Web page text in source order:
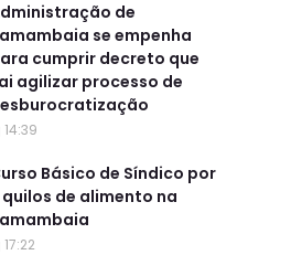
de
se empenha
cumprir decreto que
agilizar processo de
14:39
Básico de Síndico por
quilos de alimento na
17:22